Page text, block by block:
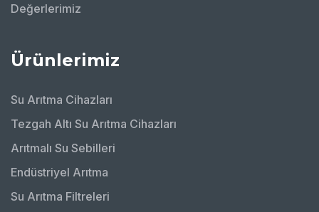
Değerlerimiz
Ürünlerimiz
Su Arıtma Cihazları
Tezgah Altı Su Arıtma Cihazları
Arıtmalı Su Sebilleri
Endüstriyel Arıtma
Su Arıtma Filtreleri